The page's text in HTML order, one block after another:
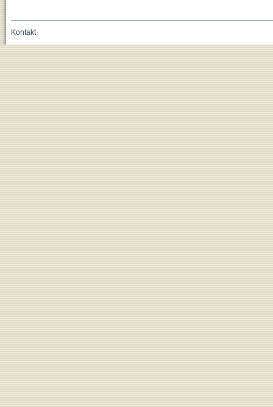
Kontakt